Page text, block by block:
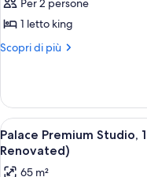
per
Camera
Premium,
king,
non
fumatori
(Palace)
Per 2 persone
1 letto king
Scopri di più
Altri
Premium,
letto
king,
Apri
tutte
le
4
Palace Premium Studio,
Renovated)
65 m²